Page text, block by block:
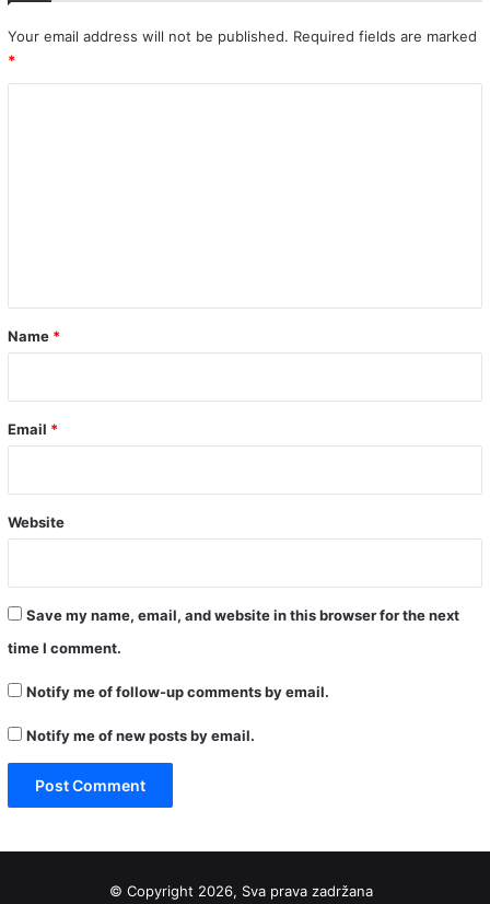
Your email address will not be published. Required fields are marked
*
*
Name *
Email *
Website
Save my name, email, and website in this browser for the next
time I comment.
Notify me of follow-up comments by email.
Notify me of new posts by email.
© Copyright 2026, Sva prava zadržana